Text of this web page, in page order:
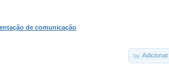
de comunicação
Adicionar